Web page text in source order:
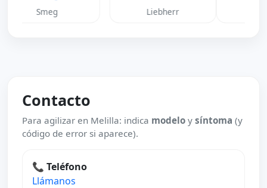
Vaillant
Contacto
Para agilizar en Melilla: indica modelo y síntoma (y
código de error si aparece).
📞 Teléfono
Llámanos